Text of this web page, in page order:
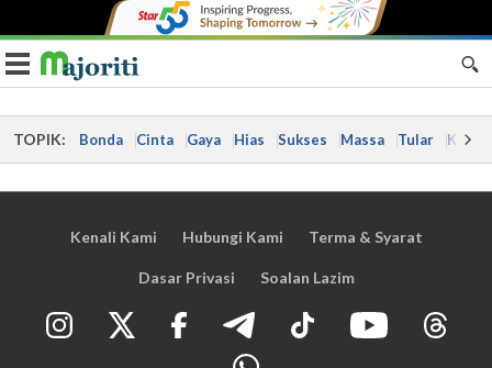
Toggle navigation
TOPIK: Bonda Cinta Gaya Hias Sukses Massa Tular Kes
Kenali Kami Hubungi Kami Terma & Syarat
Dasar Privasi Soalan Lazim